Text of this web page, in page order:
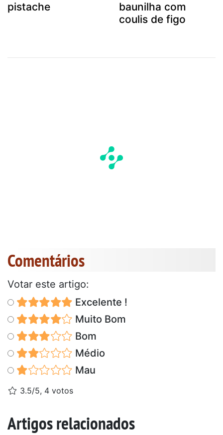
pistache
baunilha com
coulis de figo
Comentários
Votar este artigo:
Excelente !
Muito Bom
Bom
Médio
Mau
3.5/5, 4 votos
Artigos relacionados